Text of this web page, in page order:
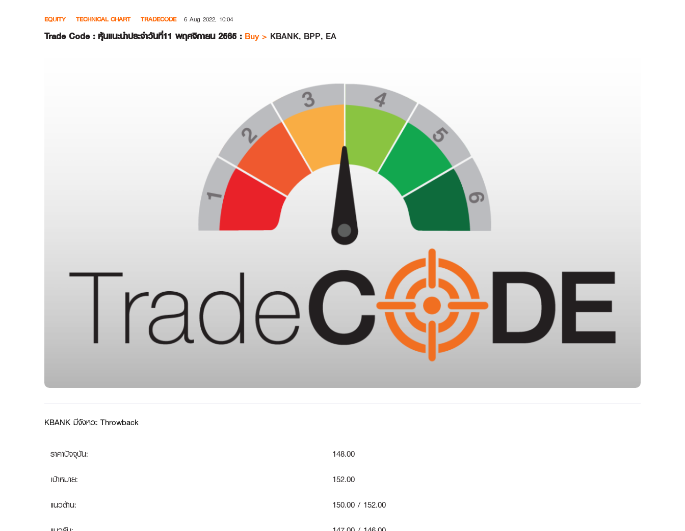
EQUITY TECHNICAL CHART TRADECODE 6 Aug 2022, 10:04
Trade Code : หุ้นแนะนำประจำวันที่11 พฤศจิกายน 2565 : Buy > KBANK, BPP, EA
KBANK มีจังหวะ Throwback
ราคาปัจจุบัน:
148.00
เป้าหมาย:
152.00
แนวต้าน:
150.00 / 152.00